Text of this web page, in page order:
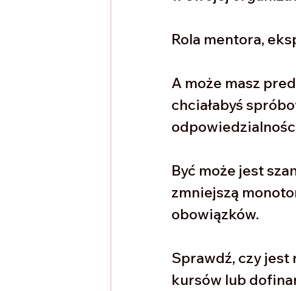
Rola mentora,
A może masz
chciałabyś
Być może jest
zmniejszą
obowiązków.
Sprawdź, czy jest
kursów lub